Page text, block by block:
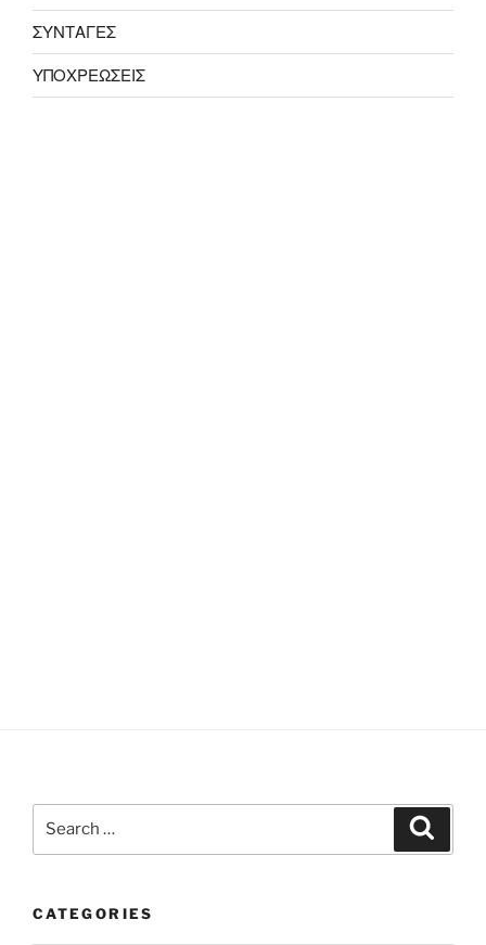
ΣΥΝΤΑΓΕΣ
ΥΠΟΧΡΕΩΣΕΙΣ
CATEGORIES